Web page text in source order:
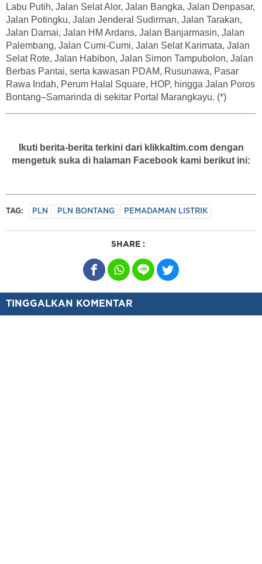
Labu Putih, Jalan Selat Alor, Jalan Bangka, Jalan Denpasar,
Jalan Potingku, Jalan Jenderal Sudirman, Jalan Tarakan,
Jalan Damai, Jalan HM Ardans, Jalan Banjarmasin, Jalan
Palembang, Jalan Cumi-Cumi, Jalan Selat Karimata, Jalan
Selat Rote, Jalan Habibon, Jalan Simon Tampubolon, Jalan
Berbas Pantai, serta kawasan PDAM, Rusunawa, Pasar
Rawa Indah, Perum Halal Square, HOP, hingga Jalan Poros
Bontang–Samarinda di sekitar Portal Marangkayu. (*)
Ikuti berita-berita terkini dari klikkaltim.com dengan
mengetuk suka di halaman Facebook kami berikut ini:
TAG: PLN PLN BONTANG PEMADAMAN LISTRIK
SHARE :
TINGGALKAN KOMENTAR